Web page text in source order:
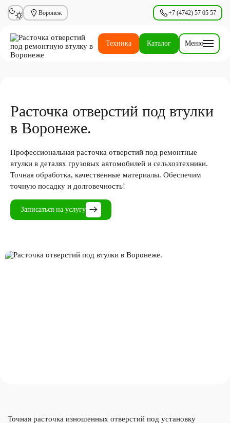
Воронеж +7 (4742) 57 05 57
Техника Каталог Меню
Расточка отверстий под втулки
в Воронеже.
Профессиональная расточка отверстий под ремонтные
втулки в деталях грузовых автомобилей и сельхозтехники.
Точная обработка, качественные материалы. Обеспечим
точную посадку и долговечность!
Записаться на услугу
Точная расточка изношенных отверстий под установку